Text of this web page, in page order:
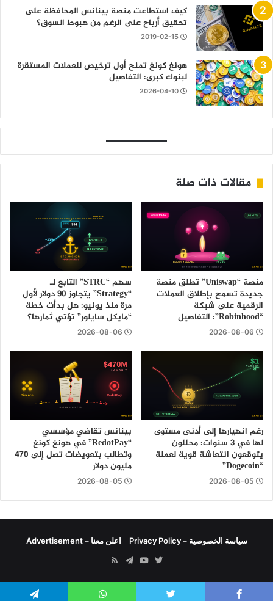
كيف استطاعت منصة بينانس المحافظة على
تحقيق أرباح على الرغم من هبوط السوق؟
2019-02-15
هونغ كونغ تمنح أول ترخيص للعملات المستقرة
لبنوك كبرى: التفاصيل
2026-04-10
مقالات ذات صلة
منصة “Uniswap” تطلق منصة
جديدة تسمح بإطلاق العملات
الرقمية على شبكة
“Robinhood”: التفاصيل
2026-08-06
سهم “STRC” التابع لـ
“Strategy” يتجاوز 90 دولار لأول
مرة منذ يونيو: هل بدأت خطة
“مايكل سايلور” تؤتي ثمارها؟
2026-08-06
رغم انهيارها إلى أدنى مستوى
لها في 3 سنوات: محللون
يتوقعون انتعاشة قوية لعملة
“Dogecoin”
2026-08-05
بينانس تقاضي مؤسسي
“RedotPay” في هونغ كونغ
وتطالب بتعويضات تصل إلى 470
مليون دولار
2026-08-05
سياسة الخصوصية – Privacy Policy اعلن معنا – Advertisement